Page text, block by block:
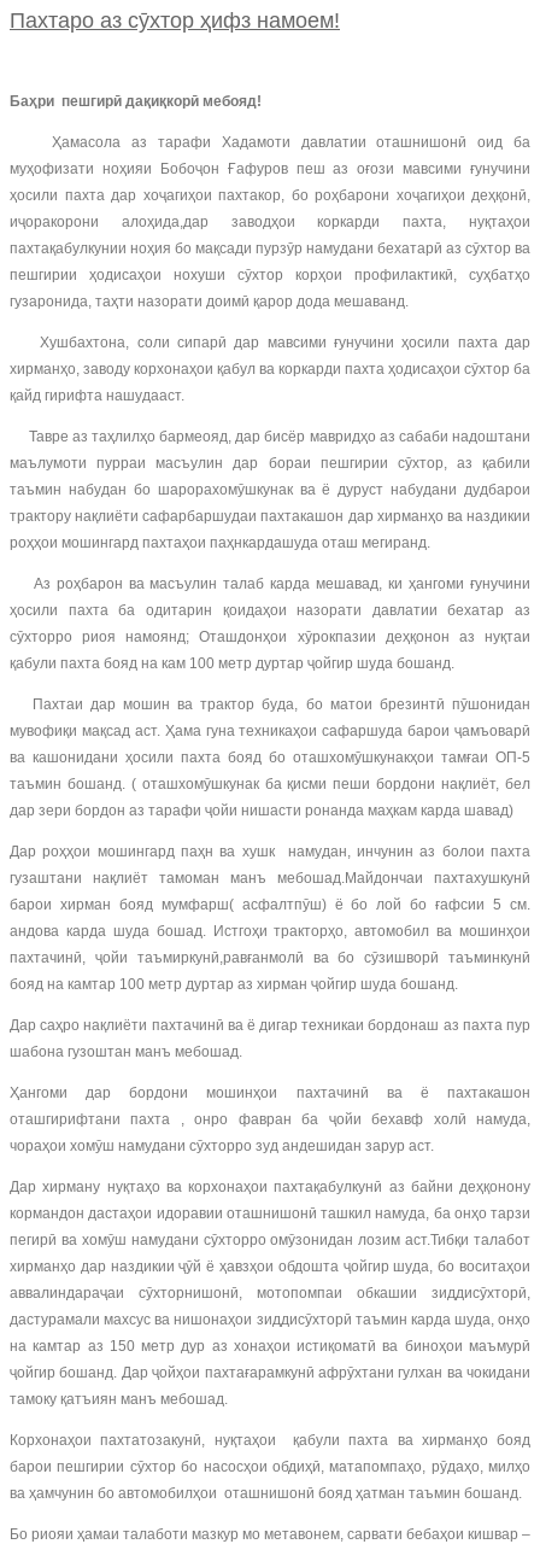
Пахтаро аз сӯхтор ҳифз намоем!
Баҳри пешгирӣ дақиқкорӣ мебояд!
Ҳамасола аз тарафи Хадамоти давлатии оташнишонӣ оид ба
муҳофизати ноҳияи Бобоҷон Ғафуров пеш аз оғози мавсими ғунучини
ҳосили пахта дар хоҷагиҳои пахтакор, бо роҳбарони хоҷагиҳои деҳқонӣ,
иҷоракорони алоҳида,дар заводҳои коркарди пахта, нуқтаҳои
пахтақабулкунии ноҳия бо мақсади пурзӯр намудани бехатарӣ аз сӯхтор ва
пешгирии ҳодисаҳои нохуши сӯхтор корҳои профилактикӣ, суҳбатҳо
гузаронида, таҳти назорати доимӣ қарор дода мешаванд.
Хушбахтона, соли сипарӣ дар мавсими ғунучини ҳосили пахта дар
хирманҳо, заводу корхонаҳои қабул ва коркарди пахта ҳодисаҳои сӯхтор ба
қайд гирифта нашудааст.
Тавре аз таҳлилҳо бармеояд, дар бисёр мавридҳо аз сабаби надоштани
маълумоти пурраи масъулин дар бораи пешгирии сӯхтор, аз қабили
таъмин набудан бо шарорахомӯшкунак ва ё дуруст набудани дудбарои
трактору нақлиёти сафарбаршудаи пахтакашон дар хирманҳо ва наздикии
роҳҳои мошингард пахтаҳои паҳнкардашуда оташ мегиранд.
Аз роҳбарон ва масъулин талаб карда мешавад, ки ҳангоми ғунучини
ҳосили пахта ба одитарин қоидаҳои назорати давлатии бехатар аз
сӯхторро риоя намоянд; Оташдонҳои хӯрокпазии деҳқонон аз нуқтаи
қабули пахта бояд на кам 100 метр дуртар ҷойгир шуда бошанд.
Пахтаи дар мошин ва трактор буда, бо матои брезинтӣ пӯшонидан
мувофиқи мақсад аст. Ҳама гуна техникаҳои сафаршуда барои ҷамъоварӣ
ва кашонидани ҳосили пахта бояд бо оташхомӯшкунакҳои тамғаи ОП-5
таъмин бошанд. ( оташхомӯшкунак ба қисми пеши бордони нақлиёт, бел
дар зери бордон аз тарафи ҷойи нишасти ронанда маҳкам карда шавад)
Дар роҳҳои мошингард паҳн ва хушк намудан, инчунин аз болои пахта
гузаштани нақлиёт тамоман манъ мебошад.Майдончаи пахтахушкунӣ
барои хирман бояд мумфарш( асфалтпӯш) ё бо лой бо ғафсии 5 см.
андова карда шуда бошад. Истгоҳи тракторҳо, автомобил ва мошинҳои
пахтачинӣ, ҷойи таъмиркунӣ,равғанмолӣ ва бо сӯзишворӣ таъминкунӣ
бояд на камтар 100 метр дуртар аз хирман ҷойгир шуда бошанд.
Дар саҳро нақлиёти пахтачинӣ ва ё дигар техникаи бордонаш аз пахта пур
шабона гузоштан манъ мебошад.
Ҳангоми дар бордони мошинҳои пахтачинӣ ва ё пахтакашон
оташгирифтани пахта , онро фавран ба ҷойи бехавф холӣ намуда,
чораҳои хомӯш намудани сӯхторро зуд андешидан зарур аст.
Дар хирману нуқтаҳо ва корхонаҳои пахтақабулкунӣ аз байни деҳқонону
кормандон дастаҳои идоравии оташнишонӣ ташкил намуда, ба онҳо тарзи
пегирӣ ва хомӯш намудани сӯхторро омӯзонидан лозим аст.Тибқи талабот
хирманҳо дар наздикии ҷӯй ё ҳавзҳои обдошта ҷойгир шуда, бо воситаҳои
аввалиндараҷаи сӯхторнишонӣ, мотопомпаи обкашии зиддисӯхторӣ,
дастурамали махсус ва нишонаҳои зиддисӯхторӣ таъмин карда шуда, онҳо
на камтар аз 150 метр дур аз хонаҳои истиқоматӣ ва биноҳои маъмурӣ
ҷойгир бошанд. Дар ҷойҳои пахтағарамкунӣ афрӯхтани гулхан ва чокидани
тамоку қатъиян манъ мебошад.
Корхонаҳои пахтатозакунӣ, нуқтаҳои қабули пахта ва хирманҳо бояд
барои пешгирии сӯхтор бо насосҳои обдиҳӣ, матапомпаҳо, рӯдаҳо, милҳо
ва ҳамчунин бо автомобилҳои оташнишонӣ бояд ҳатман таъмин бошанд.
Бо риояи ҳамаи талаботи мазкур мо метавонем, сарвати бебаҳои кишвар –